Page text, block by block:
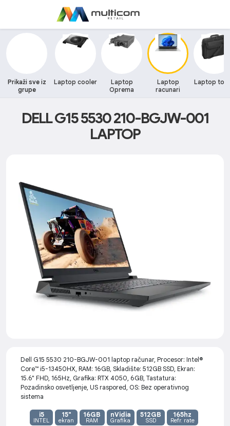
Prikaži sve iz
grupe
Laptop cooler
Laptop
Oprema
Laptop
racunari
Laptop
DELL G15 5530 210-BGJW-001
LAPTOP
Dell G15 5530 210-BGJW-001 laptop računar, Procesor: Intel®
Core™ i5-13450HX, RAM: 16GB, Skladište: 512GB SSD, Ekran:
15.6" FHD, 165Hz, Grafika: RTX 4050, 6GB, Tastatura:
Pozadinsko osvetljenje, US raspored, OS: Bez operativnog
sistema
i5
INTEL
15"
ekran
16GB
RAM
nVidia
Grafika
512GB
SSD
165hz
Refr. rate